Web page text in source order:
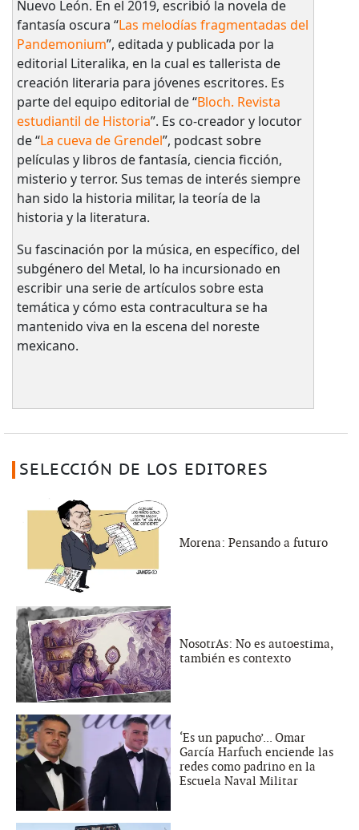
Nuevo León. En el 2019, escribió la novela de
fantasía oscura “Las melodías fragmentadas del
Pandemonium”, editada y publicada por la
editorial Literalika, en la cual es tallerista de
creación literaria para jóvenes escritores. Es
parte del equipo editorial de “Bloch. Revista
estudiantil de Historia”. Es co-creador y locutor
de “La cueva de Grendel”, podcast sobre
películas y libros de fantasía, ciencia ficción,
misterio y terror. Sus temas de interés siempre
han sido la historia militar, la teoría de la
historia y la literatura.
Su fascinación por la música, en específico, del
subgénero del Metal, lo ha incursionado en
escribir una serie de artículos sobre esta
temática y cómo esta contracultura se ha
mantenido viva en la escena del noreste
mexicano.
SELECCIÓN DE LOS EDITORES
Morena: Pensando a futuro
NosotrAs: No es autoestima,
también es contexto
‘Es un papucho’... Omar
García Harfuch enciende las
redes como padrino en la
Escuela Naval Militar